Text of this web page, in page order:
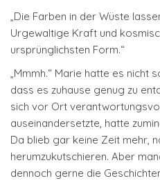
„Die Farben in der Wüste
Urgewaltige Kraft und
ursprünglichsten Form.“
„Mmmh.“ Marie hatte es nicht
dass es zuhause genug zu
sich vor Ort
auseinandersetzte, hatte
Da blieb gar keine Zeit mehr,
herumzukutschieren. Aber
dennoch gerne die